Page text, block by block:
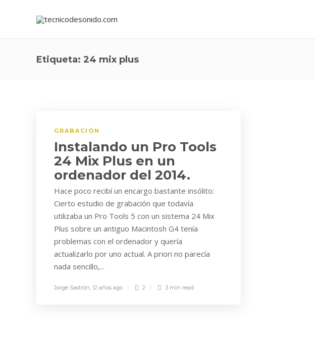
Etiqueta: 24 mix plus
GRABACIÓN
Instalando un Pro Tools
24 Mix Plus en un
ordenador del 2014.
Hace poco recibí un encargo bastante insólito:
Cierto estudio de grabación que todavía
utilizaba un Pro Tools 5 con un sistema 24 Mix
Plus sobre un antiguo Macintosh G4 tenía
problemas con el ordenador y quería
actualizarlo por uno actual. A priori no parecía
nada sencillo,...
Jorge Sastrón, 12 años ago 2 3 min read